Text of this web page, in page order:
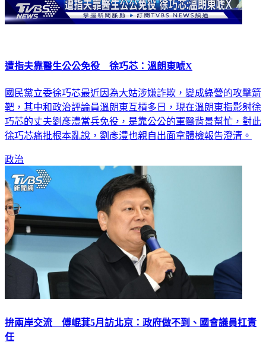
國民黨立委徐巧芯最近因為大姑涉嫌詐欺，變成綠營的攻擊箭
靶，其中和政治評論員溫朗東互槓多日，現在溫朗東指影射徐
巧芯的丈夫劉彥澧當兵免役，是靠公公的軍醫背景幫忙，對此
政治
拚兩岸交流 傅崐萁5月訪北京：政府做不到、國會議員扛責